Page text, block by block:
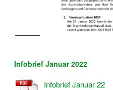
Infobrief Januar 2022
Infobrief Januar 22